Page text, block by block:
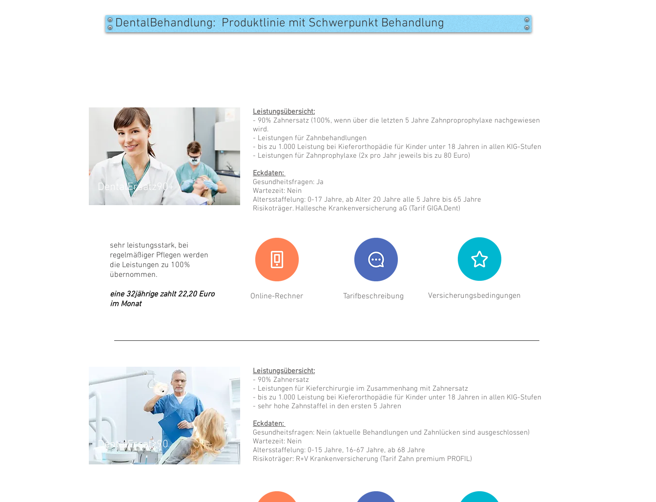
DentalBehandlung: ​ Produktlinie mit Schwerpunkt Behandlung
DentalErsatz90+
Leistungsübersicht:
- 90% Zahnersatz (100%, wenn über die letzten 5 Jahre Zahnproprophylaxe nachgewiesen
wird.
- Leistungen für Zahnbehandlungen
- bis zu 1.000 Leistung bei Kieferorthopädie für Kinder unter 18 Jahren in allen KIG-Stufen
- Leistungen für Zahnprophylaxe (2x pro Jahr jeweils bis zu 80 Euro)
Eckdaten:
Gesundheitsfragen: Ja
Wartezeit: Nein
Altersstaffelung: 0-17 Jahre, ab Alter 20 Jahre alle 5 Jahre bis 65 Jahre
Risikoträger. Hallesche Krankenversicherung aG (Tarif GIGA.Dent)
sehr leistungsstark, bei
regelmäßiger Pflegen werden
die Leistungen zu 100%
übernommen.
eine 32jährige zahlt 22,20 Euro
im Monat
Online-Rechner Tarifbeschreibung Versicherungsbedingungen
DentalErsatz90
Leistungsübersicht:
- 90% Zahnersatz
- Leistungen für Kieferchirurgie im Zusammenhang mit Zahnersatz
- bis zu 1.000 Leistung bei Kieferorthopädie für Kinder unter 18 Jahren in allen KIG-Stufen
- sehr hohe Zahnstaffel in den ersten 5 Jahren
Eckdaten:
Gesundheitsfragen: Nein (aktuelle Behandlungen und Zahnlücken sind ausgeschlossen)
Wartezeit: Nein
Altersstaffelung: 0-15 Jahre, 16-67 Jahre, ab 68 Jahre
Risikoträger: R+V Krankenversicherung (Tarif Zahn premium PROFIL)